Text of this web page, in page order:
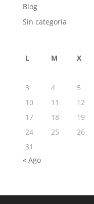
Blog
Sin categoría
L M X
3
4 5
10
11 12
17
18 19
24
25 26
31
« Ago